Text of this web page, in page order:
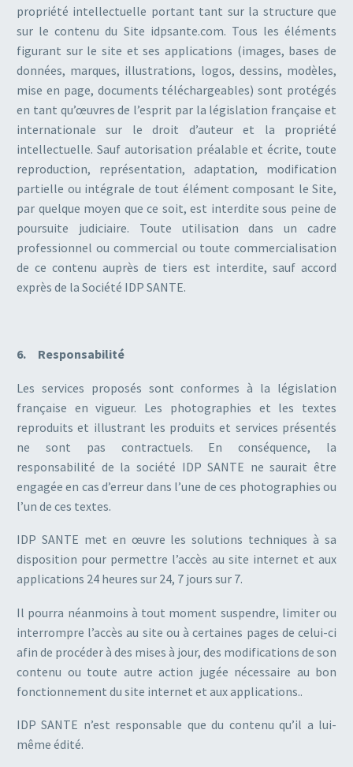
propriété intellectuelle portant tant sur la structure que
sur le contenu du Site idpsante.com. Tous les éléments
figurant sur le site et ses applications (images, bases de
données, marques, illustrations, logos, dessins, modèles,
mise en page, documents téléchargeables) sont protégés
en tant qu’œuvres de l’esprit par la législation française et
internationale sur le droit d’auteur et la propriété
intellectuelle. Sauf autorisation préalable et écrite, toute
reproduction, représentation, adaptation, modification
partielle ou intégrale de tout élément composant le Site,
par quelque moyen que ce soit, est interdite sous peine de
poursuite judiciaire. Toute utilisation dans un cadre
professionnel ou commercial ou toute commercialisation
de ce contenu auprès de tiers est interdite, sauf accord
exprès de la Société IDP SANTE.
6. Responsabilité
Les services proposés sont conformes à la législation
française en vigueur. Les photographies et les textes
reproduits et illustrant les produits et services présentés
ne sont pas contractuels. En conséquence, la
responsabilité de la société IDP SANTE ne saurait être
engagée en cas d’erreur dans l’une de ces photographies ou
l’un de ces textes.
IDP SANTE met en œuvre les solutions techniques à sa
disposition pour permettre l’accès au site internet et aux
applications 24 heures sur 24, 7 jours sur 7.
Il pourra néanmoins à tout moment suspendre, limiter ou
interrompre l’accès au site ou à certaines pages de celui-ci
afin de procéder à des mises à jour, des modifications de son
contenu ou toute autre action jugée nécessaire au bon
fonctionnement du site internet et aux applications..
IDP SANTE n’est responsable que du contenu qu’il a lui-
même édité.